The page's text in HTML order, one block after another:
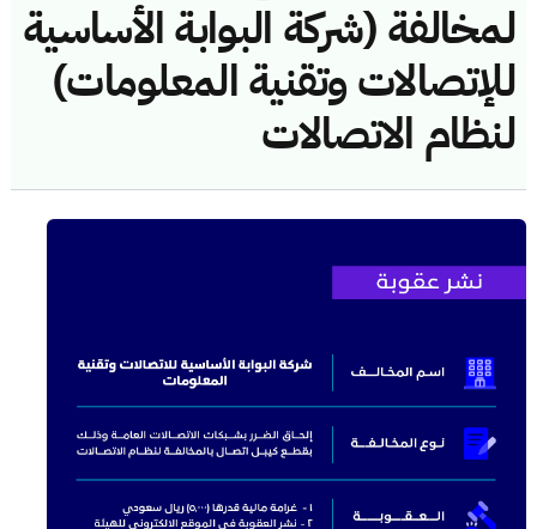
لمخالفة (شركة البوابة الأساسية
للإتصالات وتقنية المعلومات)
لنظام الاتصالات